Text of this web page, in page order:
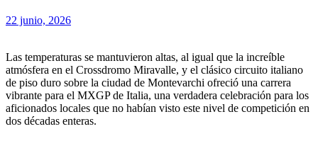
22 junio, 2026
Las temperaturas se mantuvieron altas, al igual que la increíble
atmósfera en el Crossdromo Miravalle, y el clásico circuito italiano
de piso duro sobre la ciudad de Montevarchi ofreció una carrera
vibrante para el MXGP de Italia, una verdadera celebración para los
aficionados locales que no habían visto este nivel de competición en
dos décadas enteras.